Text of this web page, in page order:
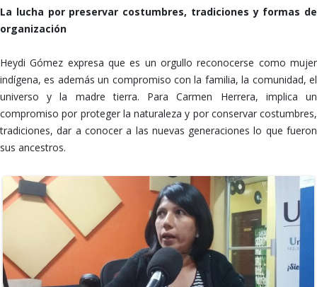
La lucha por preservar costumbres, tradiciones y formas de
organización
Heydi Gómez expresa que es un orgullo reconocerse como mujer
indígena, es además un compromiso con la familia, la comunidad, el
universo y la madre tierra. Para Carmen Herrera, implica un
compromiso por proteger la naturaleza y por conservar costumbres,
tradiciones, dar a conocer a las nuevas generaciones lo que fueron
sus ancestros.